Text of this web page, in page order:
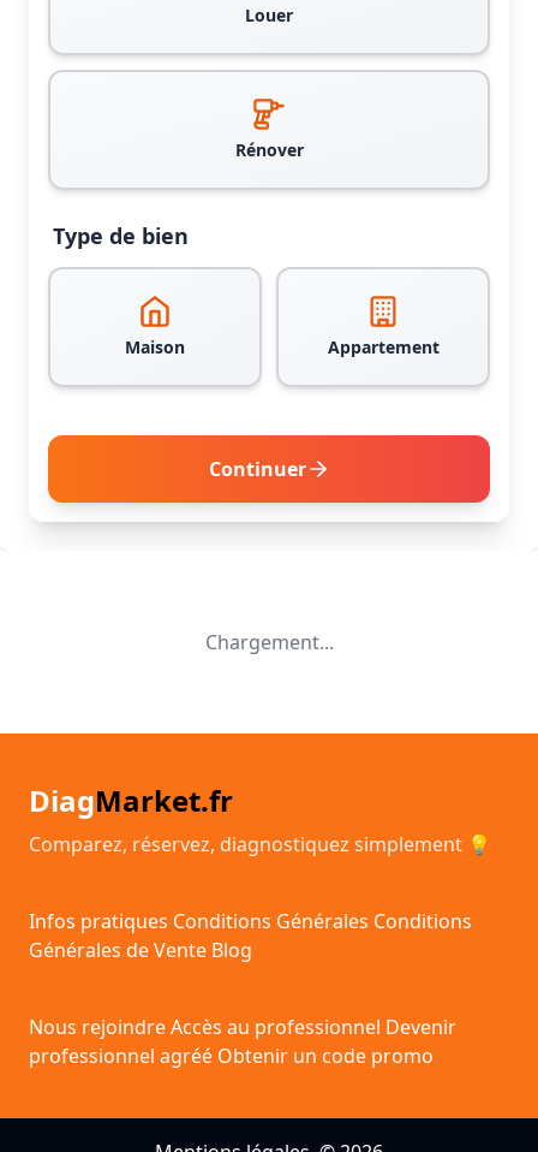
Louer
Rénover
Type de bien
Maison Appartement
Continuer
Chargement...
DiagMarket.fr
Comparez, réservez, diagnostiquez simplement 💡
Infos pratiques Conditions Générales Conditions
Générales de Vente Blog
Nous rejoindreAccès au professionnel Devenir
professionnel agréé Obtenir un code promo